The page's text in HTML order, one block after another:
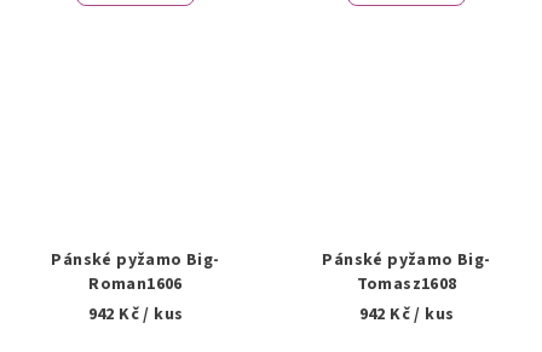
Pánské pyžamo Big-
Roman1606
942 Kč/ kus
Pánské pyžamo Big-
Tomasz1608
942 Kč/ kus